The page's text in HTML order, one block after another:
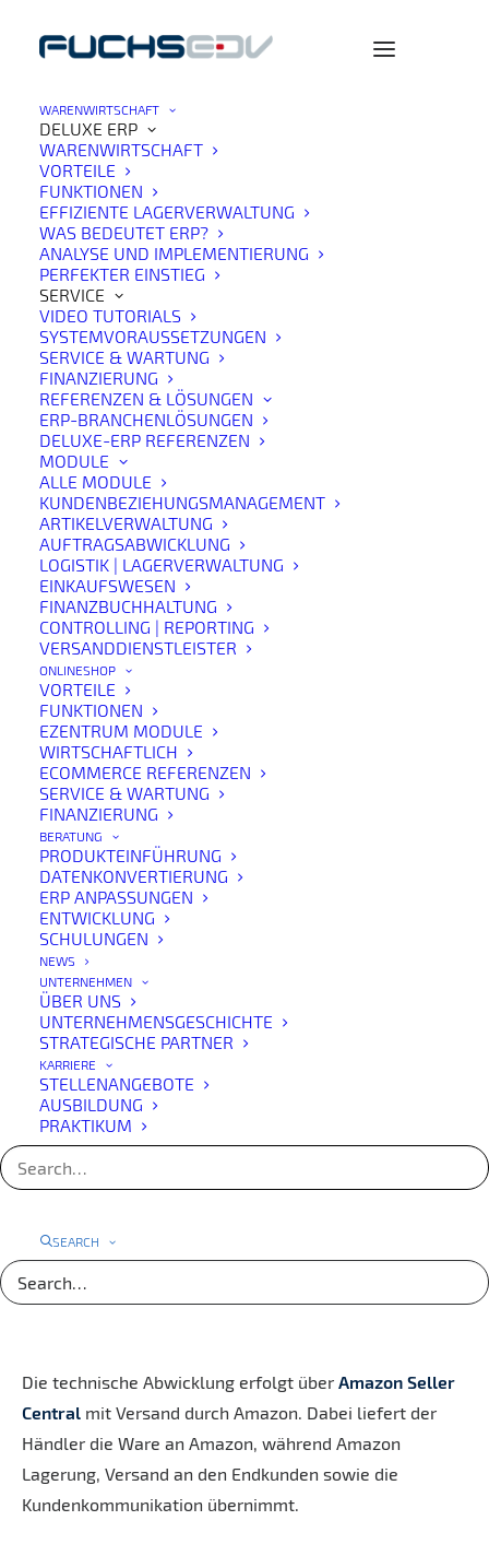
WARENWIRTSCHAFT
DELUXE ERP
WARENWIRTSCHAFT
VORTEILE
FUNKTIONEN
EFFIZIENTE LAGERVERWALTUNG
WAS BEDEUTET ERP?
ANALYSE UND IMPLEMENTIERUNG
PERFEKTER EINSTIEG
SERVICE
VIDEO TUTORIALS
SYSTEMVORAUSSETZUNGEN
SERVICE & WARTUNG
FINANZIERUNG
REFERENZEN & LÖSUNGEN
ERP-BRANCHENLÖSUNGEN
DELUXE-ERP REFERENZEN
MODULE
ALLE MODULE
KUNDENBEZIEHUNGSMANAGEMENT
ARTIKELVERWALTUNG
AUFTRAGSABWICKLUNG
LOGISTIK | LAGERVERWALTUNG
EINKAUFSWESEN
FINANZBUCHHALTUNG
CONTROLLING | REPORTING
VERSANDDIENSTLEISTER
ONLINESHOP
VORTEILE
FUNKTIONEN
EZENTRUM MODULE
WIRTSCHAFTLICH
ECOMMERCE REFERENZEN
SERVICE & WARTUNG
FINANZIERUNG
BERATUNG
PRODUKTEINFÜHRUNG
DATENKONVERTIERUNG
ERP ANPASSUNGEN
ENTWICKLUNG
SCHULUNGEN
NEWS
UNTERNEHMEN
ÜBER UNS
UNTERNEHMENSGESCHICHTE
STRATEGISCHE PARTNER
KARRIERE
STELLENANGEBOTE
AUSBILDUNG
PRAKTIKUM
SEARCH
Amazon bietet Unternehmen große Reichweite und
hohe Skalierbarkeit, gleichzeitig stellt die Abrechnung
über Amazon viele Händler vor organisatorische und
buchhalterische Herausforderungen. Besonders bei
steigenden Auftragszahlen, Sammelzahlungen und
Transaktionsdateien stoßen manuelle Prozesse schnell
an ihre Grenzen.
Ohne automatisierte Unterstützung wird der Abgleich
von Aufträgen, Rechnungen und Zahlungen zunehmend
zeitaufwendig und fehleranfällig.
deLUXE-ERP als zentrale
Lösung für Amazon Seller
Central
Mit deLUXE-ERP
einfach, transparent und effizient automatisieren
zur buchhalterischen Verbuchung der Zahlungen – wird
Die technische Abwicklung erfolgt über Amazon Seller
Central mit Versand durch Amazon. Dabei liefert der
Händler die Ware an Amazon, während Amazon
Lagerung, Versand an den Endkunden sowie die
Kundenkommunikation übernimmt.